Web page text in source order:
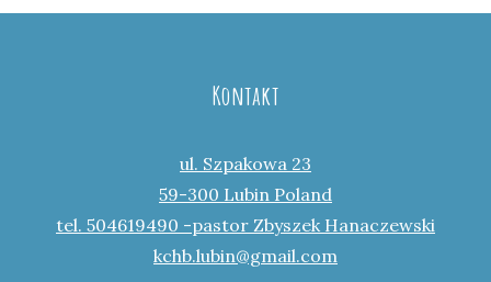
Kontakt
ul. Szpakowa 23
59-300 Lubin Poland
tel. 504619490 -pastor Zbyszek Hanaczewski
kchb.lubin@gmail.com